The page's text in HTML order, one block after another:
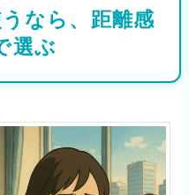
なら、距離感
選ぶ